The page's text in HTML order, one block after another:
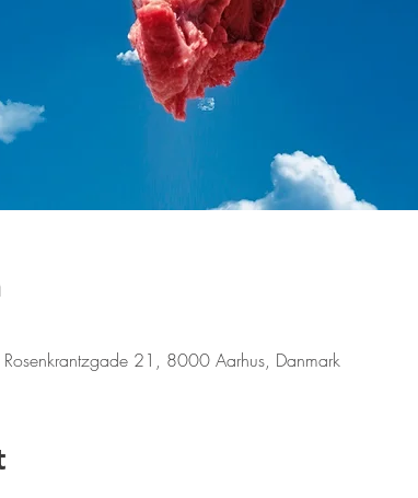
Rosenkrantzgade 21, 8000 Aarhus, Danmark